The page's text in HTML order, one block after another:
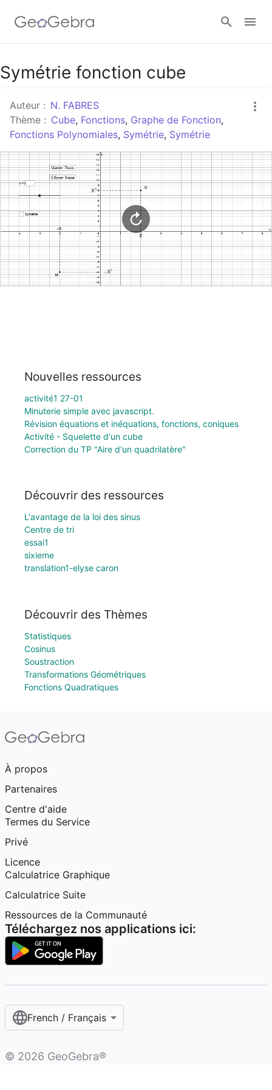
Google Classroom
Classe GeoGebra
Se connecter
Symétrie fonction cube
Auteur : N. FABRES
Thème : Cube, Fonctions, Graphe de Fonction,
Fonctions Polynomiales, Symétrie, Symétrie
Nouvelles ressources
activité1 27-01
Minuterie simple avec javascript.
Révision équations et inéquations, fonctions, coniques
Activité - Squelette d'un cube
Correction du TP "Aire d'un quadrilatère"
Découvrir des ressources
L'avantage de la loi des sinus
Centre de tri
essai1
sixieme
translation1-elyse caron
Découvrir des Thèmes
Statistiques
Cosinus
Soustraction
Transformations Géométriques
Fonctions Quadratiques
À propos
Partenaires
Centre d'aide
Termes du Service
Privé
Licence
Calculatrice Graphique
Calculatrice Suite
Ressources de la Communauté
Téléchargez nos applications ici:
French / Français‎
© 2026 GeoGebra®